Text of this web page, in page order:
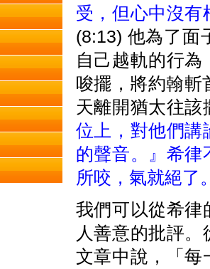
受，但心中沒有
(8:13) 他為了面
自己越軌的行
唆擺，將約翰斬
天離開猶太往該
位上，對他們講
的聲音。』希律
所咬，氣就絕了
我們可以從希律
人善意的批評
文章中說，「每